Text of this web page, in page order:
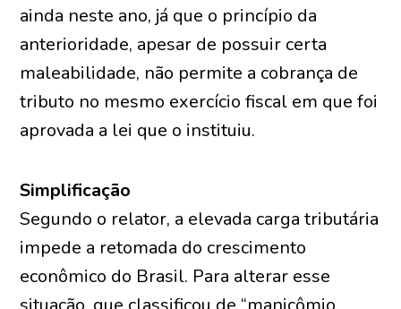
ainda neste ano, já que o princípio da
anterioridade, apesar de possuir certa
maleabilidade, não permite a cobrança de
tributo no mesmo exercício fiscal em que foi
aprovada a lei que o instituiu.
Simplificação
Segundo o relator, a elevada carga tributária
impede a retomada do crescimento
econômico do Brasil. Para alterar esse